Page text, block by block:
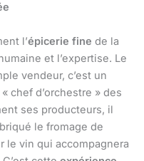
l’épicerie fine de la
et l’expertise. Le
vendeur, c’est un
chef d’orchestre » des
ses producteurs, il
le fromage de
le vin qui accompagnera